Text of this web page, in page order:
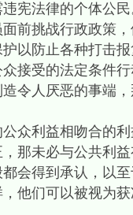
宪法律的个体公
前挑战行政政策
以防止各种打击
接受的法定条件
令人厌恶的事端
利益相吻合的利
那未必与公共利
会得到承认，以
他们可以被视为